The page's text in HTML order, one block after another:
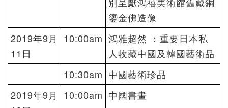
鎏金佛造像
2019年9月
11日
10:00am 鴻雅超然 ：重要日本私
人收藏中國及韓國藝術品
10:30am 中國藝術珍品
2019年9月
10:00am 中國書畫